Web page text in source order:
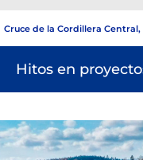
Cruce de la Cordillera
Hitos en